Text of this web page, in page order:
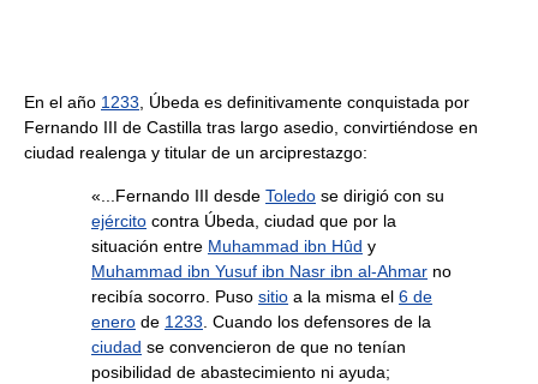
En el año 1233 , Úbeda es definitivamente conquistada por
Fernando III de Castilla tras largo asedio, convirtiéndose en
ciudad realenga y titular de un arciprestazgo:
«...Fernando III desde Toledo se dirigió con su
ejército contra Úbeda, ciudad que por la
situación entre Muhammad ibn Hûd y
Muhammad ibn Yusuf ibn Nasr ibn al-Ahmar no
recibía socorro. Puso sitio a la misma el 6 de
enero de 1233 . Cuando los defensores de la
ciudad se convencieron de que no tenían
posibilidad de abastecimiento ni ayuda;